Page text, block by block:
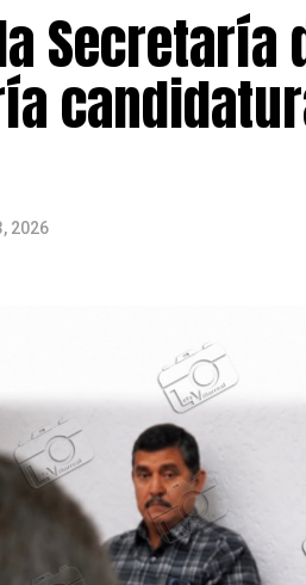
Secretaría
2026